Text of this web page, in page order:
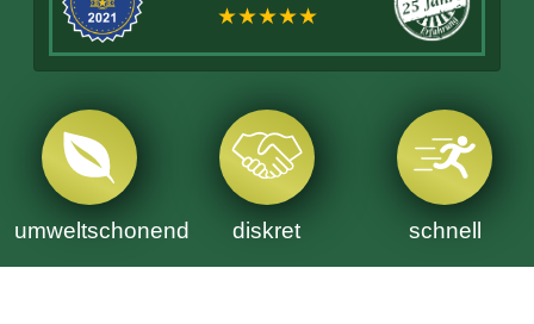
★★★★★
umweltschonend diskret schnell